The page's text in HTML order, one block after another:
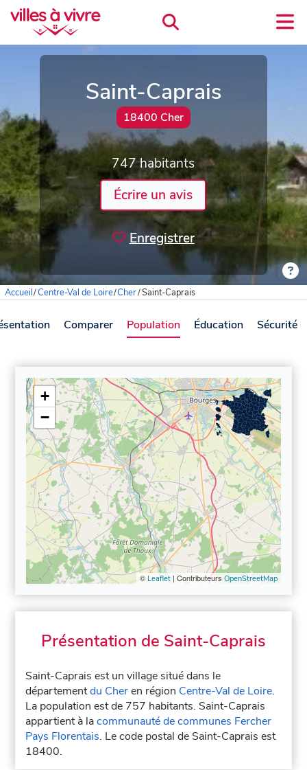
Saint-Caprais
18400 Cher
747 habitants
Écrire un avis
Enregistrer
Accueil/Centre-Val de Loire/Cher/Saint-Caprais
Comparer Population Éducation Sécurité
+
−
© Leaflet| Contributeurs OpenStreetMap
Présentation de Saint-Caprais
Saint-Caprais est un village situé dans le
départementdu Cheren région Centre-Val de Loire.
La population est de 757 habitants. Saint-Caprais
appartient à lacommunauté de communes Fercher
Pays Florentais. Le code postal de Saint-Caprais est
18400.